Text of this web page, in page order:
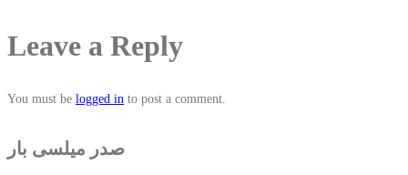
Leave a Reply
You must be logged in to post a comment.
صدر میلسی بار